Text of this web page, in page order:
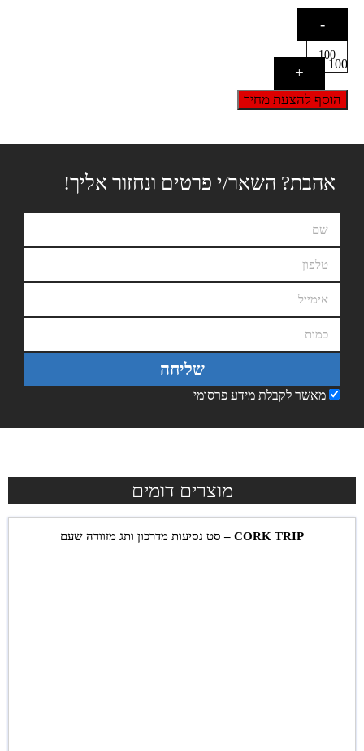
-
100
+
הוסף להצעת מחיר
אהבת? השאר/י פרטים ונחזור אליך!
מאשר לקבלת מידע פרסומי
שליחה
מוצרים דומים
CORK TRIP – סט נסיעות מדרכון ותג מזוודה שעם